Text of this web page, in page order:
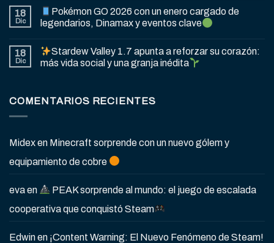
18
Dic
Pokémon GO 2026 con un enero cargado de
legendarios, Dinamax y eventos clave
18
Dic
Stardew Valley 1.7 apunta a reforzar su corazón:
más vida social y una granja inédita
COMENTARIOS RECIENTES
Midexen Minecraft sorprende con un nuevo gólem y
equipamiento de cobre
evaen
PEAK sorprende al mundo: el juego de escalada
cooperativa que conquistó Steam
Edwinen ¡Content Warning: El Nuevo Fenómeno de Steam!